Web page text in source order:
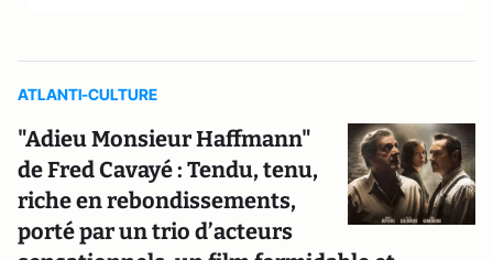
ATLANTI-CULTURE
"Adieu Monsieur Haffmann"
de Fred Cavayé : Tendu, tenu,
riche en rebondissements,
porté par un trio d’acteurs